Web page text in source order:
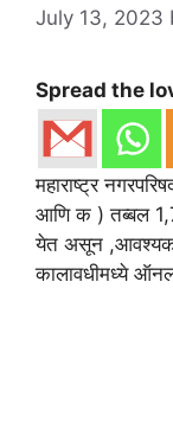
July 13, 2023
Spread the
महाराष्ट्र
आणि क ) तब्बल
येत असून ,आवश्यक
कालावधीमध्ये